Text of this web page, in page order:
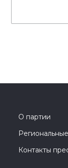
О партии
Контакты